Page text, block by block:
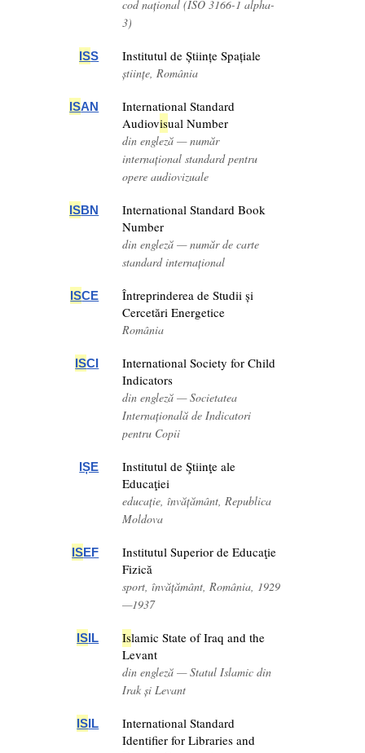
cod național (ISO 3166-1 alpha-
3)
ISS Institutul de Științe Spațiale
științe, România
ISAN
International Standard
Audiovisual Number
din engleză — număr
internațional standard pentru
opere audiovizuale
ISBN
International Standard Book
Number
din engleză — număr de carte
standard internațional
ISCE
Întreprinderea de Studii și
Cercetări Energetice
România
ISCI
International Society for Child
Indicators
din engleză — Societatea
Internațională de Indicatori
pentru Copii
IȘE
Institutul de Ştiinţe ale
Educaţiei
educație, învățământ, Republica
Moldova
ISEF
Institutul Superior de Educaţie
Fizică
sport, învățământ, România, 1929
—1937
ISIL Islamic State of Iraq and the
Levant
din engleză — Statul Islamic din
Irak și Levant
ISIL
International Standard
Identifier for Libraries and